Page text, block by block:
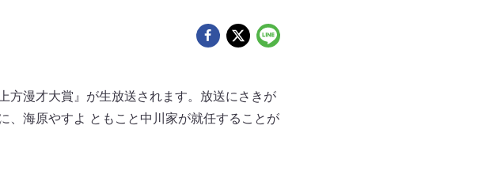
方漫才大賞』が生放送されます。放送にさきが
、海原やすよ ともこと中川家が就任することが